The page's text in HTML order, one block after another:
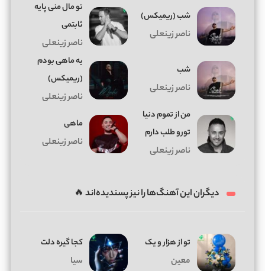
شب (ریمیکس)
ناصر زینعلی
تو مال منی پایه
ثابتمی
ناصر زینعلی
شب
ناصر زینعلی
یه ماهی بودم
(ریمیکس)
ناصر زینعلی
من از تموم دنیا
تورو طلب دارم
ناصر زینعلی
ماهی
ناصر زینعلی
دیگران این آهنگ‌ها را نیز پسندیده‌اند 🔥
تو از هزار و یک
معین
کجا گیره دلت
سیا